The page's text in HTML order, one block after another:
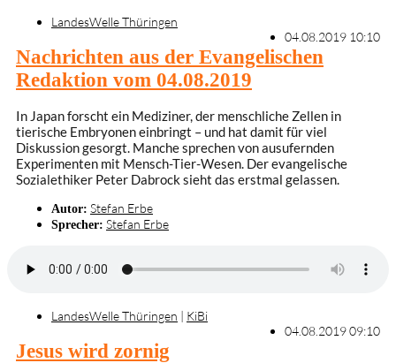
LandesWelle Thüringen
04.08.2019 10:10
Nachrichten aus der Evangelischen
Redaktion vom 04.08.2019
In Japan forscht ein Mediziner, der menschliche Zellen in
tierische Embryonen einbringt – und hat damit für viel
Diskussion gesorgt. Manche sprechen von ausufernden
Experimenten mit Mensch-Tier-Wesen. Der evangelische
Sozialethiker Peter Dabrock sieht das erstmal gelassen.
Autor: Stefan Erbe
Sprecher: Stefan Erbe
LandesWelle Thüringen | KiBi
04.08.2019 09:10
Jesus wird zornig